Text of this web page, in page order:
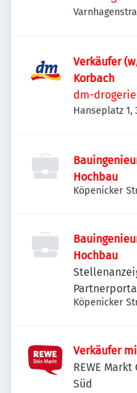
Verkäufer
Korbach
dm-drogerie
Hanseplatz 1,
Hochbau
Köpenicker
Hochbau
Köpenicker
Verkäufer
REWE
Süd